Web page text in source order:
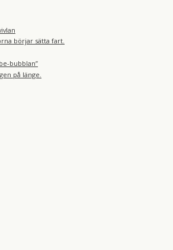
börjar sätta fart.
bubblan”
på länge.